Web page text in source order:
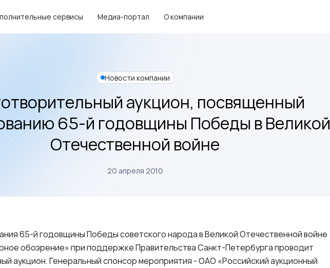
сервисы Медиа-портал О компании
Новости компании
аукцион, посвященный
65-й годовщины Победы в Великой
Отечественной войне
20 апреля 2010
65-й годовщины Победы советского народа в Великой Отечественной войне
обозрение» при поддержке Правительства Санкт-Петербурга проводит
аукцион. Генеральный спонсор мероприятия - ОАО «Российский аукционный